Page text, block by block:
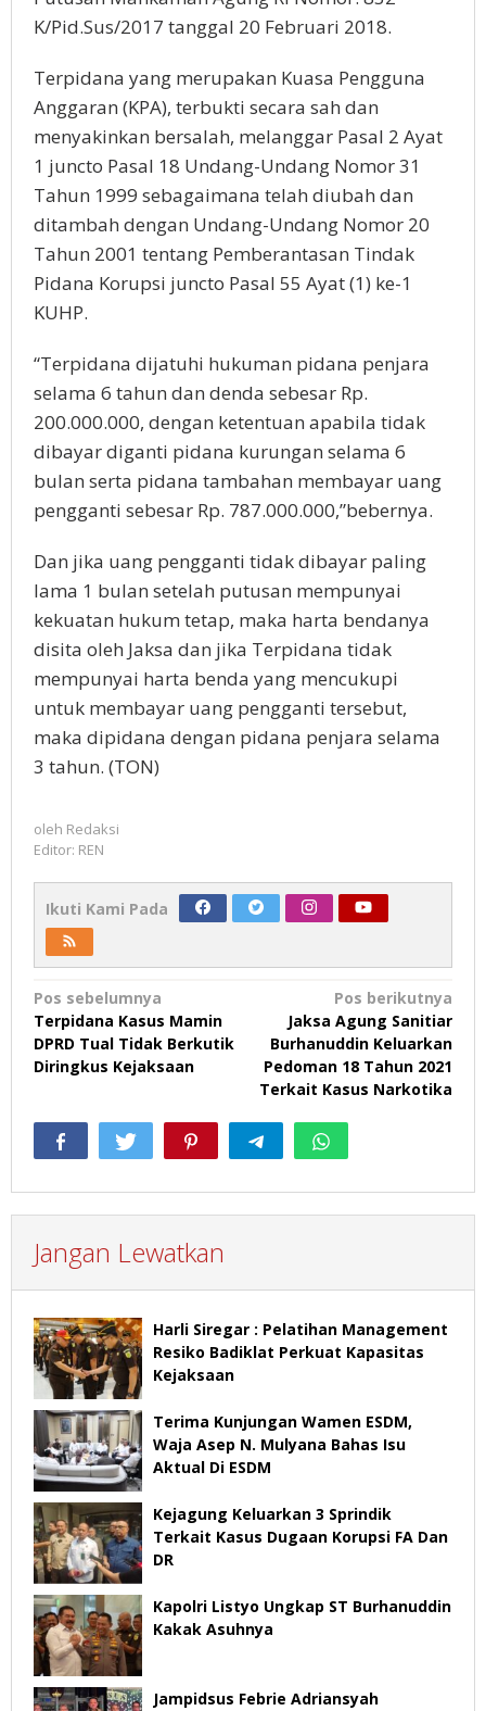
K/Pid.Sus/2017 tanggal 20 Februari 2018.
Terpidana yang merupakan Kuasa Pengguna
Anggaran (KPA), terbukti secara sah dan
menyakinkan bersalah, melanggar Pasal 2 Ayat
1 juncto Pasal 18 Undang-Undang Nomor 31
Tahun 1999 sebagaimana telah diubah dan
ditambah dengan Undang-Undang Nomor 20
Tahun 2001 tentang Pemberantasan Tindak
Pidana Korupsi juncto Pasal 55 Ayat (1) ke-1
KUHP.
“Terpidana dijatuhi hukuman pidana penjara
selama 6 tahun dan denda sebesar Rp.
200.000.000, dengan ketentuan apabila tidak
dibayar diganti pidana kurungan selama 6
bulan serta pidana tambahan membayar uang
pengganti sebesar Rp. 787.000.000,”bebernya.
Dan jika uang pengganti tidak dibayar paling
lama 1 bulan setelah putusan mempunyai
kekuatan hukum tetap, maka harta bendanya
disita oleh Jaksa dan jika Terpidana tidak
mempunyai harta benda yang mencukupi
untuk membayar uang pengganti tersebut,
maka dipidana dengan pidana penjara selama
3 tahun. (TON)
oleh Redaksi
Editor: REN
Ikuti Kami Pada
Navigasi
pos
Pos sebelumnya
Terpidana Kasus Mamin
DPRD Tual Tidak Berkutik
Diringkus Kejaksaan
Pos berikutnya
Jaksa Agung Sanitiar
Burhanuddin Keluarkan
Pedoman 18 Tahun 2021
Terkait Kasus Narkotika
Jangan Lewatkan
Harli Siregar : Pelatihan Management
Resiko Badiklat Perkuat Kapasitas
Kejaksaan
Terima Kunjungan Wamen ESDM,
Waja Asep N. Mulyana Bahas Isu
Aktual Di ESDM
Kejagung Keluarkan 3 Sprindik
Terkait Kasus Dugaan Korupsi FA Dan
DR
Kapolri Listyo Ungkap ST Burhanuddin
Kakak Asuhnya
Jampidsus Febrie Adriansyah